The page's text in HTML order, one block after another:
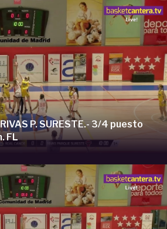
P. SURESTE.- 3/4 puesto
FL